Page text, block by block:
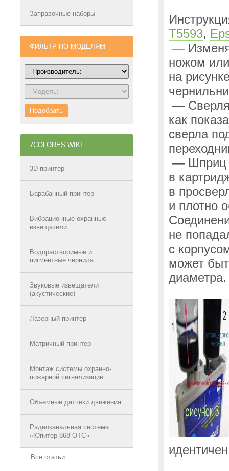
Заправочные наборы
ФИЛЬТР ПО МОДЕЛЯМ
Подобрать
7COLORES WIKI
3D-принтер
Барабанный принтер
Вибрационные охранные
извещатели
Водорастворимые и
пигментные чернила
Звуковые извещатели
(акустические)
Лазерный принтер
Матричный принтер
Монтаж системы охранно-
пожарной сигнализации
Объемные датчики движения
Радиоканальная система
«Юпитер-868-ОТС»
Все статьи
T5593,
—
ножом
на
—
как
сверла
—
в
в
и плотно
не
с
может
диаметра.